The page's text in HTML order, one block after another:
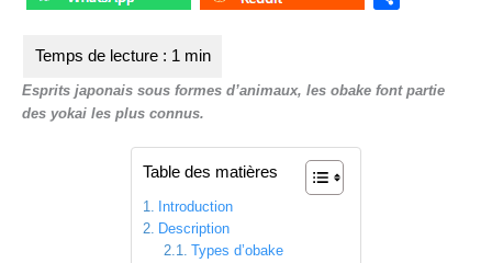
e
Esprits japonais sous formes d’animaux, les obake font partie
des yokai les plus connus.
Table des matières
Introduction
Description
Types d’obake